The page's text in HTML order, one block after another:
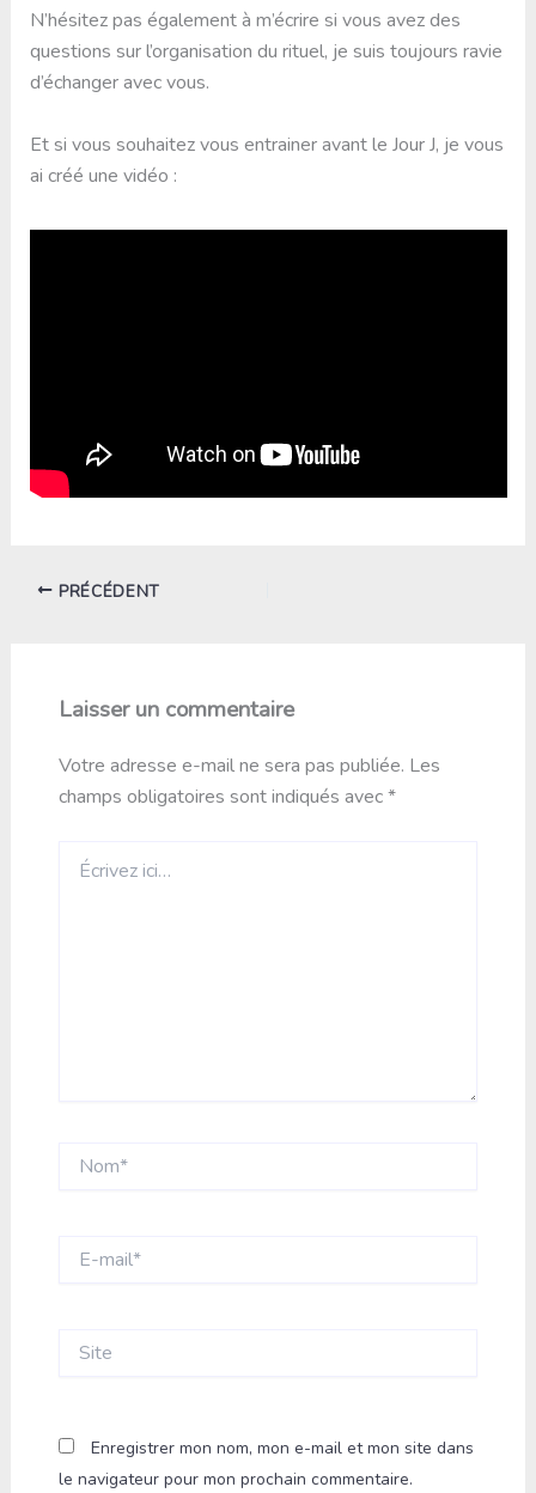
N’hésitez pas également à m’écrire si vous avez des
questions sur l’organisation du rituel, je suis toujours ravie
d’échanger avec vous.
Et si vous souhaitez vous entrainer avant le Jour J, je vous
ai créé une vidéo :
PRÉCÉDENT
Laisser un commentaire
Votre adresse e-mail ne sera pas publiée. Les
champs obligatoires sont indiqués avec*
ici…
mail*
Enregistrer mon nom, mon e-mail et mon site dans
le navigateur pour mon prochain commentaire.